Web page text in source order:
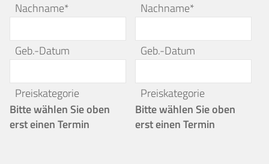
Nachname*
Geb.-Datum
Preiskategorie
Bitte wählen Sie oben
erst einen Termin
Nachname*
Geb.-Datum
Preiskategorie
Bitte wählen Sie oben
erst einen Termin